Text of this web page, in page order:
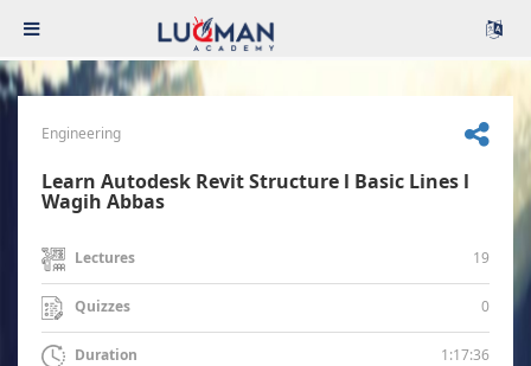
Engineering
Learn Autodesk Revit Structure l Basic Lines l
Wagih Abbas
Lectures 19
Quizzes 0
Duration 1:17:36